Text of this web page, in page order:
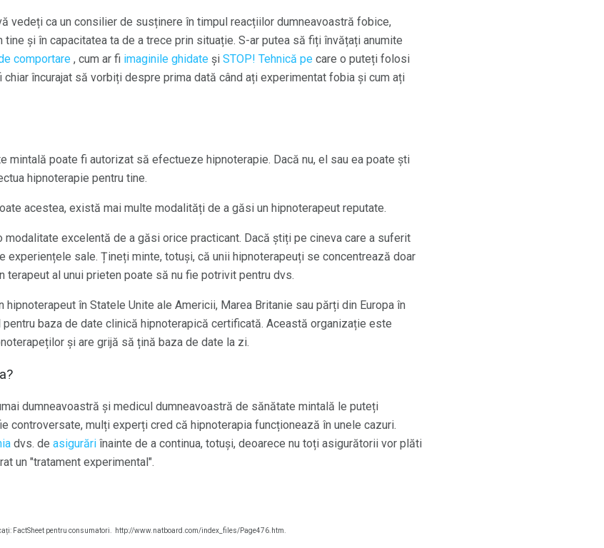
vedeți ca un consilier de susținere în timpul reacțiilor dumneavoastră fobice,
și în capacitatea ta de a trece prin situație. S-ar putea să fiți învățați anumite
comportare , cum ar fi imaginile ghidate și STOP! Tehnică pe care o puteți folosi
încurajat să vorbiți despre prima dată când ați experimentat fobia și cum ați
mintală poate fi autorizat să efectueze hipnoterapie. Dacă nu, el sau ea poate ști
hipnoterapie pentru tine.
acestea, există mai multe modalități de a găsi un hipnoterapeut reputate.
modalitate excelentă de a găsi orice practicant. Dacă știți pe cineva care a suferit
experiențele sale. Țineți minte, totuși, că unii hipnoterapeuți se concentrează doar
terapeut al unui prieten poate să nu fie potrivit pentru dvs.
hipnoterapeut în Statele Unite ale Americii, Marea Britanie sau părți din Europa în
pentru baza de date clinică hipnoterapică certificată. Această organizație este
și are grijă să țină baza de date la zi.
dumneavoastră și medicul dumneavoastră de sănătate mintală le puteți
controversate, mulți experți cred că hipnoterapia funcționează în unele cazuri.
dvs. de asigurări înainte de a continua, totuși, deoarece nu toți asigurătorii vor plăti
un "tratament experimental".
FactSheet pentru consumatori. http://www.natboard.com/index_files/Page476.htm.